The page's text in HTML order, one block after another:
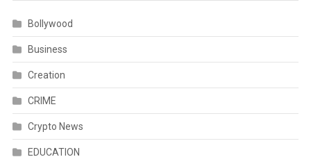
Bollywood
Business
Creation
CRIME
Crypto News
EDUCATION